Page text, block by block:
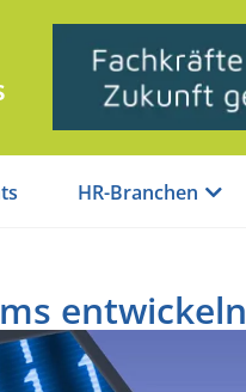
HR-Branchen
entwickeln